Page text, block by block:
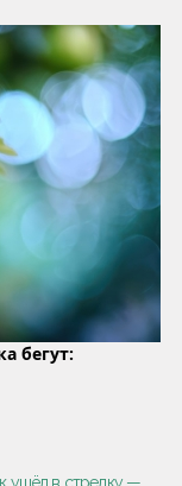
бегут: